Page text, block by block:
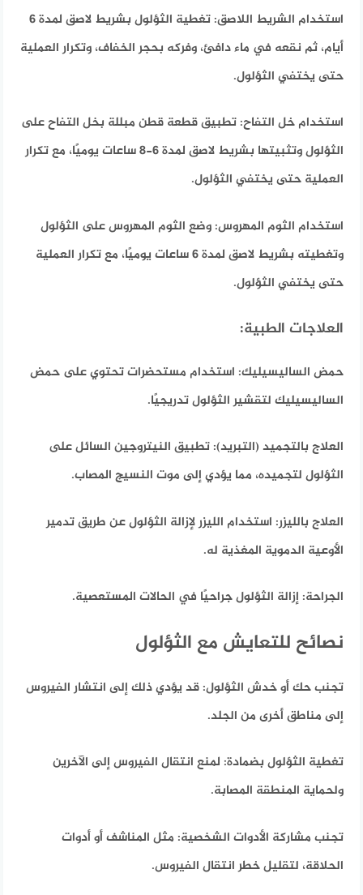
استخدام الشريط اللاصق:
تغطية الثؤلول بشريط لاصق لمدة 6
أيام، ثم نقعه في ماء دافئ، وفركه بحجر الخفاف، وتكرار العملية
حتى يختفي الثؤلول.
استخدام خل التفاح: تطبيق قطعة قطن مبللة بخل التفاح على
الثؤلول وتثبيتها بشريط لاصق لمدة 6-8 ساعات يوميًا، مع تكرار
العملية حتى يختفي الثؤلول.
استخدام الثوم المهروس: وضع الثوم المهروس على الثؤلول
وتغطيته بشريط لاصق لمدة 6 ساعات يوميًا، مع تكرار العملية
حتى يختفي الثؤلول.
العلاجات الطبية:
حمض الساليسيليك: استخدام مستحضرات تحتوي على حمض
الساليسيليك لتقشير الثؤلول تدريجيًا.
العلاج بالتجميد (التبريد): تطبيق النيتروجين السائل على
الثؤلول لتجميده، مما يؤدي إلى موت النسيج المصاب.
العلاج بالليزر: استخدام الليزر لإزالة الثؤلول عن طريق تدمير
الأوعية الدموية المغذية له.
الجراحة: إزالة الثؤلول جراحيًا في الحالات المستعصية.
نصائح للتعايش مع الثؤلول
تجنب حك أو خدش الثؤلول: قد يؤدي ذلك إلى انتشار الفيروس
إلى مناطق أخرى من الجلد.
تغطية الثؤلول بضمادة: لمنع انتقال الفيروس إلى الآخرين
ولحماية المنطقة المصابة.
تجنب مشاركة الأدوات الشخصية: مثل المناشف أو أدوات
الحلاقة، لتقليل خطر انتقال الفيروس.